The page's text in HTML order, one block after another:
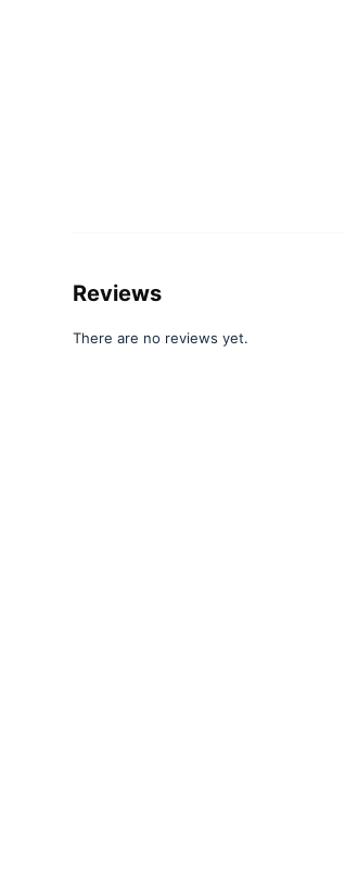
Reviews
There are no reviews yet.